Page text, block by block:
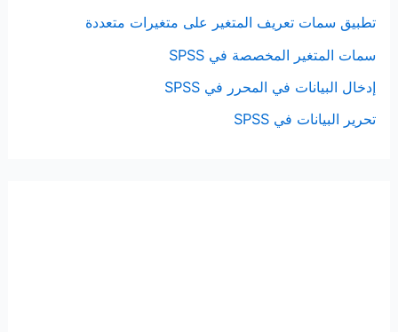
تطبيق سمات تعريف المتغير على متغيرات متعددة
سمات المتغير المخصصة في SPSS
إدخال البيانات في المحرر في SPSS
تحرير البيانات في SPSS